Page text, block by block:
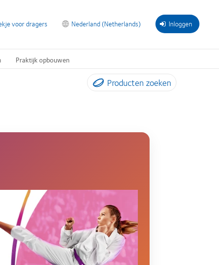
Inloggen
Nederland (Netherlands)
voor dragers
Praktijk opbouwen
Producten zoeken